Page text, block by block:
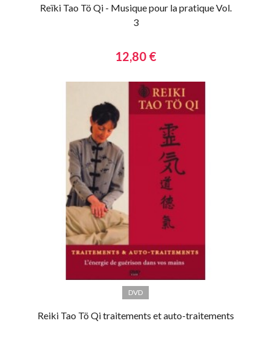
Reïki Tao Tö Qi - Musique pour la pratique Vol.
3
12,80 €
DVD
Reiki Tao Tö Qi traitements et auto-traitements